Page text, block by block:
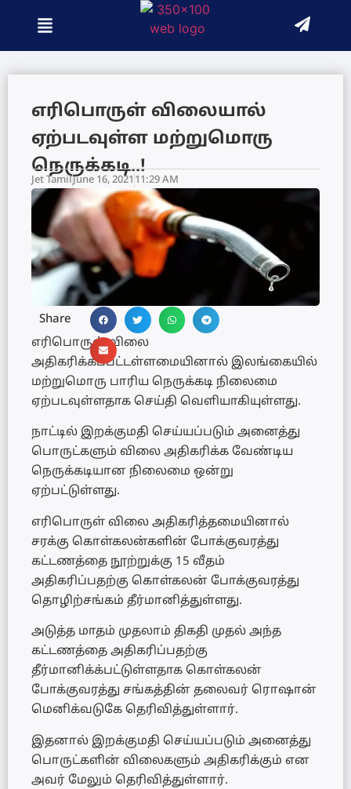
எரிபொருள் விலையால்
ஏற்படவுள்ள மற்றுமொரு
நெருக்கடி..!
Jet TamilJune 16, 2021 11:29 AM
Share
எரிபொருள் விலை
அதிகரிக்கப்பட்டள்ளமையினால் இலங்கையில்
மற்றுமொரு பாரிய நெருக்கடி நிலைமை
ஏற்படவுள்ளதாக செய்தி வெளியாகியுள்ளது.
நாட்டில் இறக்குமதி செய்யப்படும் அனைத்து
பொருட்களும் விலை அதிகரிக்க வேண்டிய
நெருக்கடியான நிலைமை ஒன்று
ஏற்பட்டுள்ளது.
எரிபொருள் விலை அதிகரித்தமையினால்
சரக்கு கொள்கலன்களின் போக்குவரத்து
கட்டணத்தை நூற்றுக்கு 15 வீதம்
அதிகரிப்பதற்கு கொள்கலன் போக்குவரத்து
தொழிற்சங்கம் தீர்மானித்துள்ளது.
அடுத்த மாதம் முதலாம் திகதி முதல் அந்த
கட்டணத்தை அதிகரிப்பதற்கு
தீர்மானிக்க்பட்டுள்ளதாக கொள்கலன்
போக்குவரத்து சங்கத்தின் தலைவர் ரொஷான்
மெனிக்வடுகே தெரிவித்துள்ளார்.
இதனால் இறக்குமதி செய்யப்படும் அனைத்து
பொருட்களின் விலைகளும் அதிகரிக்கும் என
அவர் மேலும் தெரிவித்துள்ளார்.